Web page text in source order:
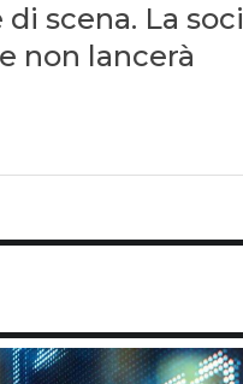
scena. La
non lancerà